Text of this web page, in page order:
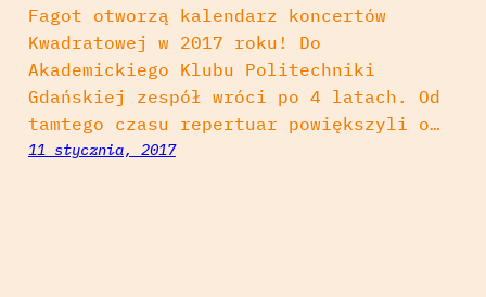
Fagot otworzą kalendarz koncertów
Kwadratowej w 2017 roku! Do
Akademickiego Klubu Politechniki
Gdańskiej zespół wróci po 4 latach. Od
tamtego czasu repertuar powiększyli o…
11 stycznia, 2017